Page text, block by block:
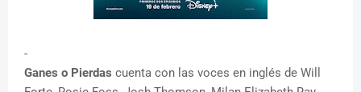
-
Ganes o Pierdas cuenta con las voces en inglés de Will